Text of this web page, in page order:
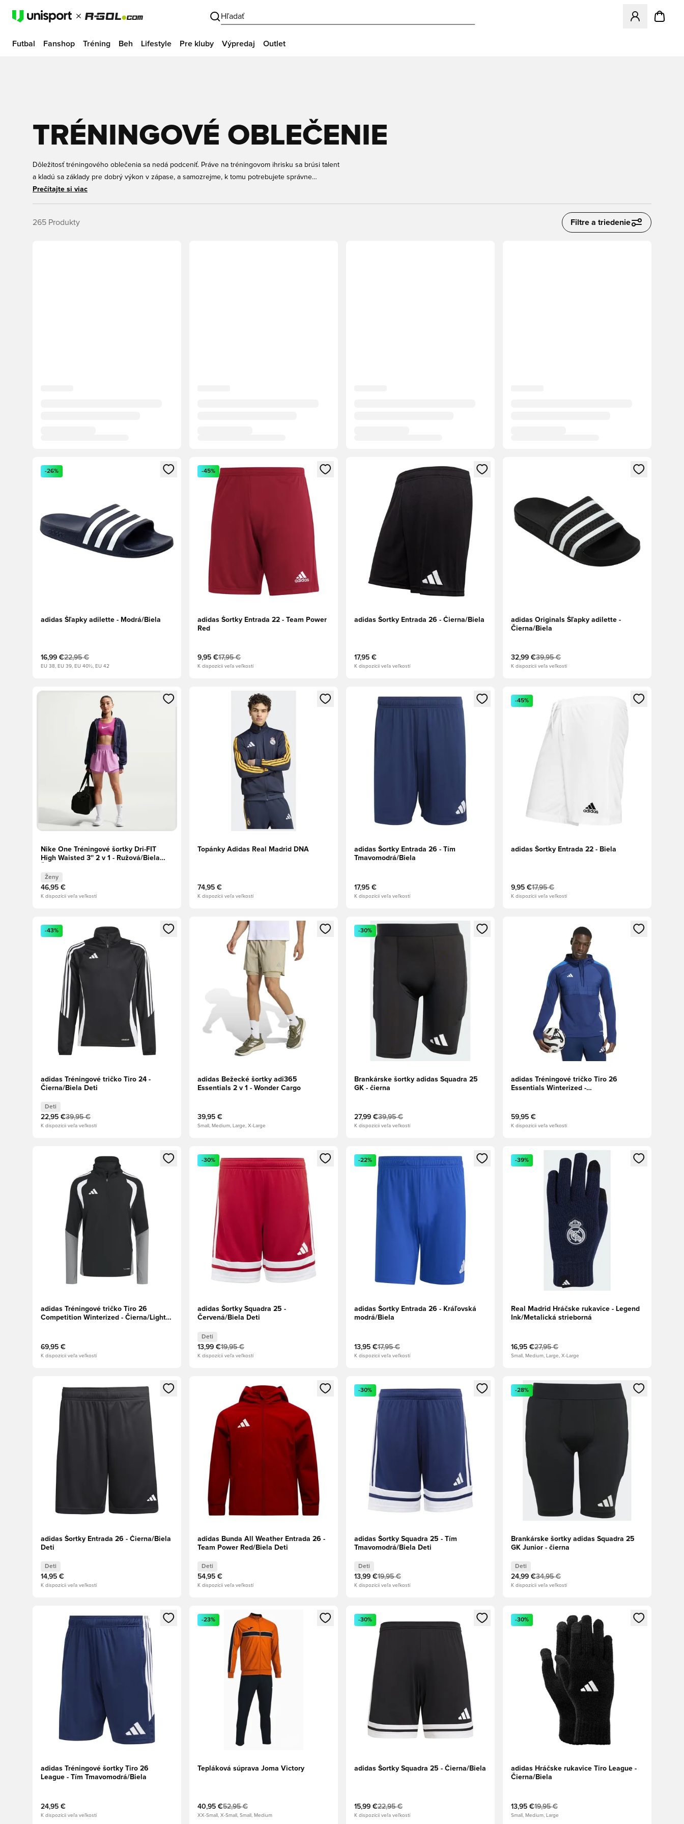
Hľadať
Otvorí modál
Futbal Fanshop Tréning Beh Lifestyle Pre kluby Výpredaj Outlet
TRÉNINGOVÉ OBLEČENIE
Dôležitosť tréningového oblečenia sa nedá podceniť. Práve na tréningovom ihrisku sa brúsi talent
a kladú sa základy pre dobrý výkon v zápase, a samozrejme, k tomu potrebujete správne
vybavenie. U nás v Unisporte nájdete široký výber tréningového oblečenia od všetkých
istí, že si u nás nájdete niečo, čo vám a vašim potrebám dokonale sadne.
Prečítajte si viac
265 Produkty Filtre a triedenie
Otvorí modál na prihlásenie alebo registráciu ako člen
-26%
adidas Šľapky adilette - Modrá/Biela
16,99 €22,95 €
EU 38, EU 39, EU 40½, EU 42
Otvorí modál na prihlásenie alebo registráciu ako člen
-45%
adidas Šortky Entrada 22 - Team Power
Red
9,95 €17,95 €
K dispozícii veľa veľkostí
Otvorí modál na prihlásenie alebo registráciu ako člen
adidas Šortky Entrada 26 - Čierna/Biela
17,95 €
K dispozícii veľa veľkostí
Otvorí modál na prihlásenie alebo registráciu ako
adidas Originals Šľapky adilette -
Čierna/Biela
32,99 €39,95 €
K dispozícii veľa veľkostí
Otvorí modál na prihlásenie alebo registráciu ako člen
Nike One Tréningové šortky Dri-FIT
High Waisted 3'' 2 v 1 - Ružová/Biela
Ženy
46,95 €
K dispozícii veľa veľkostí
Otvorí modál na prihlásenie alebo registráciu ako člen
Topánky Adidas Real Madrid DNA
74,95 €
K dispozícii veľa veľkostí
Otvorí modál na prihlásenie alebo registráciu ako člen
adidas Šortky Entrada 26 - Tím
Tmavomodrá/Biela
17,95 €
K dispozícii veľa veľkostí
Otvorí modál na prihlásenie alebo registráciu ako
-45%
adidas Šortky Entrada 22 - Biela
9,95 €17,95 €
K dispozícii veľa veľkostí
Otvorí modál na prihlásenie alebo registráciu ako člen
-43%
adidas Tréningové tričko Tiro 24 -
Čierna/Biela Deti
Deti
22,95 €39,95 €
K dispozícii veľa veľkostí
Otvorí modál na prihlásenie alebo registráciu ako člen
adidas Bežecké šortky adi365
Essentials 2 v 1 - Wonder Cargo
39,95 €
Small, Medium, Large, X-Large
Otvorí modál na prihlásenie alebo registráciu ako člen
-30%
Brankárske šortky adidas Squadra 25
GK - čierna
27,99 €39,95 €
K dispozícii veľa veľkostí
Otvorí modál na prihlásenie alebo registráciu ako
adidas Tréningové tričko Tiro 26
Essentials Winterized -
59,95 €
K dispozícii veľa veľkostí
Otvorí modál na prihlásenie alebo registráciu ako člen
adidas Tréningové tričko Tiro 26
Competition Winterized - Čierna/Light
69,95 €
K dispozícii veľa veľkostí
Otvorí modál na prihlásenie alebo registráciu ako člen
-30%
adidas Šortky Squadra 25 -
Červená/Biela Deti
Deti
13,99 €19,95 €
K dispozícii veľa veľkostí
Otvorí modál na prihlásenie alebo registráciu ako člen
-22%
adidas Šortky Entrada 26 - Kráľovská
modrá/Biela
13,95 €17,95 €
K dispozícii veľa veľkostí
Otvorí modál na prihlásenie alebo registráciu ako
-39%
Real Madrid Hráčske rukavice - Legend
Ink/Metalická strieborná
16,95 €27,95 €
Small, Medium, Large, X-Large
Otvorí modál na prihlásenie alebo registráciu ako člen
adidas Šortky Entrada 26 - Čierna/Biela
Deti
Deti
14,95 €
K dispozícii veľa veľkostí
Otvorí modál na prihlásenie alebo registráciu ako člen
adidas Bunda All Weather Entrada 26 -
Team Power Red/Biela Deti
Deti
54,95 €
K dispozícii veľa veľkostí
Otvorí modál na prihlásenie alebo registráciu ako člen
-30%
adidas Šortky Squadra 25 - Tím
Tmavomodrá/Biela Deti
Deti
13,99 €19,95 €
K dispozícii veľa veľkostí
Otvorí modál na prihlásenie alebo registráciu ako
-28%
Brankárske šortky adidas Squadra 25
GK Junior - čierna
Deti
24,99 €34,95 €
K dispozícii veľa veľkostí
Otvorí modál na prihlásenie alebo registráciu ako člen
adidas Tréningové šortky Tiro 26
League - Tím Tmavomodrá/Biela
24,95 €
K dispozícii veľa veľkostí
Otvorí modál na prihlásenie alebo registráciu ako člen
-23%
Tepláková súprava Joma Victory
40,95 €52,95 €
XX-Small, X-Small, Small, Medium
Otvorí modál na prihlásenie alebo registráciu ako člen
-30%
adidas Šortky Squadra 25 - Čierna/Biela
15,99 €22,95 €
K dispozícii veľa veľkostí
Otvorí modál na prihlásenie alebo registráciu ako
-30%
adidas Hráčske rukavice Tiro League -
Čierna/Biela
13,95 €19,95 €
Small, Medium, Large